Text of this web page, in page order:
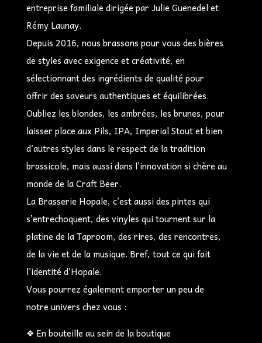
entreprise familiale dirigée par Julie Guenedel et
Rémy Launay.
Depuis 2016, nous brassons pour vous des bières
de styles avec exigence et créativité, en
sélectionnant des ingrédients de qualité pour
offrir des saveurs authentiques et équilibrées.
Oubliez les blondes, les ambrées, les brunes, pour
laisser place aux Pils, IPA, Imperial Stout et bien
d’autres styles dans le respect de la tradition
brassicole, mais aussi dans l’innovation si chère au
monde de la Craft Beer.
La Brasserie Hopale, c’est aussi des pintes qui
s’entrechoquent, des vinyles qui tournent sur la
platine de la Taproom, des rires, des rencontres,
de la vie et de la musique. Bref, tout ce qui fait
l’identité d’Hopale.
Vous pourrez également emporter un peu de
notre univers chez vous :
❖ En bouteille au sein de la boutique